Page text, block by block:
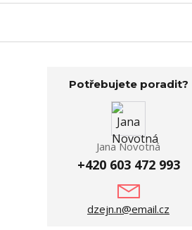
Potřebujete poradit?
Jana Novotná
+420 603 472 993
dzejn.n@email.cz